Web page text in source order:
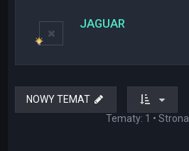
JAGUAR
NOWY TEMAT
Tematy: 1 • Strona